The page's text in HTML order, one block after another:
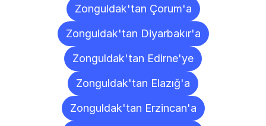
Zonguldak'tan Çorum'a
Zonguldak'tan Diyarbakır'a
Zonguldak'tan Edirne'ye
Zonguldak'tan Elazığ'a
Zonguldak'tan Erzincan'a